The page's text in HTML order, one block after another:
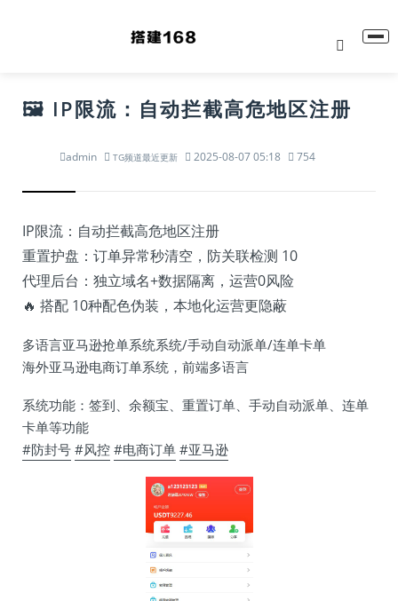
🖼 IP限流：自动拦截高危地区注册
admin TG频道最近更新 2025-08-07 05:18 754
IP限流：自动拦截高危地区注册
重置护盘：订单异常秒清空，防关联检测 10
代理后台：独立域名+数据隔离，运营0风险
🔥 搭配 10种配色伪装，本地化运营更隐蔽
多语言亚马逊抢单系统系统/手动自动派单/连单卡单
海外亚马逊电商订单系统，前端多语言
系统功能：签到、余额宝、重置订单、手动自动派单、连单
卡单等功能
#防封号 #风控 #电商订单 #亚马逊